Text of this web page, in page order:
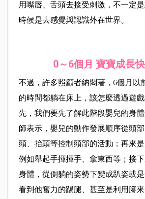
用嘴唇、舌頭去接受刺激，不一定
時候是去感覺與認識外在世界。
0～6個月 寶寶成長
不過，許多照顧者納悶著，6個月以
的時間都躺在床上，該怎麼透過遊
先，我們要先了解此階段嬰兒的身
師表示，嬰兒的動作發展順序從頭
頭、抬頭等控制頭部的活動；再來是
例如舉起手揮揮手、拿東西等；接
身體，從側躺的姿勢下變成趴姿或
看到他奮力的踢腿、甚至是利用腳